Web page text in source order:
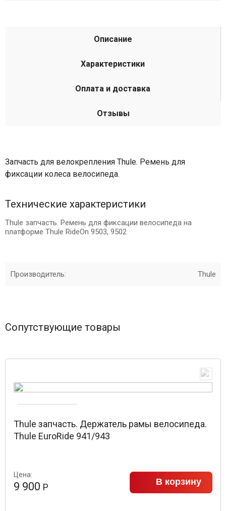
Описание
Характеристики
Оплата и доставка
Отзывы
Запчасть для велокрепления Thule. Ремень для
фиксации колеса велосипеда.
Технические характеристики
Thule запчасть. Ремень для фиксации велосипеда на
платформе Thule RideOn 9503, 9502
Производитель: Thule
Сопутствующие товары
Thule запчасть. Держатель рамы велосипеда.
Thule EuroRide 941/943
Цена:
9 900 Р В корзину